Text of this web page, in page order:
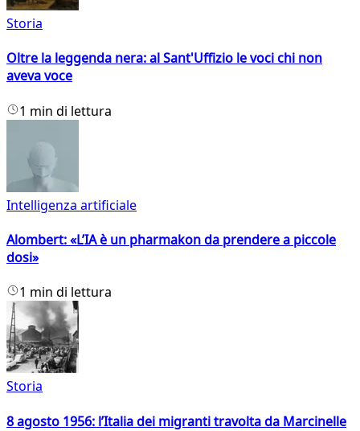
Storia
Oltre la leggenda nera: al Sant'Uffizio le voci chi non
aveva voce
1 min di lettura
Intelligenza artificiale
Alombert: «L’IA è un pharmakon da prendere a piccole
dosi»
1 min di lettura
Storia
8 agosto 1956: l’Italia dei migranti travolta da Marcinelle